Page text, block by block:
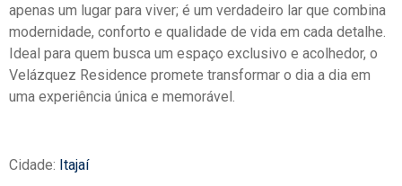
apenas um lugar para viver; é um verdadeiro lar que combina
modernidade, conforto e qualidade de vida em cada detalhe.
Ideal para quem busca um espaço exclusivo e acolhedor, o
Velázquez Residence promete transformar o dia a dia em
uma experiência única e memorável.
Cidade: Itajaí